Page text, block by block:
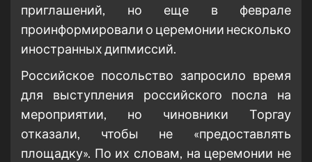
приглашений, но еще в феврале
проинформировали о церемонии несколько
иностранных дипмиссий.
Российское посольство запросило время
для выступления российского посла на
мероприятии, но чиновники Торгау
отказали, чтобы не «предоставлять
площадку». По их словам, на церемонии не